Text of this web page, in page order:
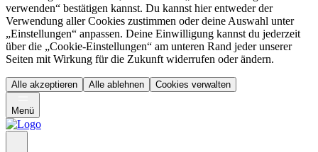
verwenden“ bestätigen kannst. Du kannst hier entweder der
Verwendung aller Cookies zustimmen oder deine Auswahl unter
„Einstellungen“ anpassen. Deine Einwilligung kannst du jederzeit
über die „Cookie-Einstellungen“ am unteren Rand jeder unserer
Seiten mit Wirkung für die Zukunft widerrufen oder ändern.
Alle akzeptieren Alle ablehnen Cookies verwalten
Menü